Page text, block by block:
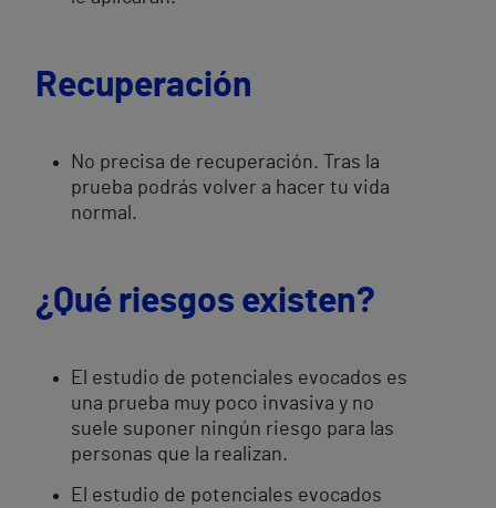
Recuperación
No precisa de recuperación. Tras la
prueba podrás volver a hacer tu vida
normal.
¿Qué riesgos existen?
El estudio de potenciales evocados es
una prueba muy poco invasiva y no
suele suponer ningún riesgo para las
personas que la realizan.
El estudio de potenciales evocados